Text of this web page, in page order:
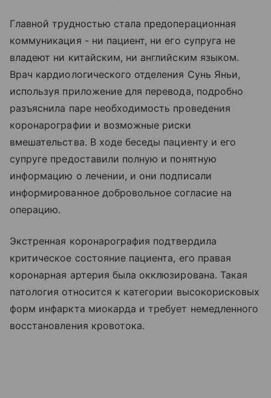
Главной трудностью стала предоперационная
коммуникация - ни пациент, ни его супруга не
владеют ни китайским, ни английским языком.
Врач кардиологического отделения Сунь Яньи,
используя приложение для перевода, подробно
разъяснила паре необходимость проведения
коронарографии и возможные риски
вмешательства. В ходе беседы пациенту и его
супруге предоставили полную и понятную
информацию о лечении, и они подписали
информированное добровольное согласие на
операцию.
Экстренная коронарография подтвердила
критическое состояние пациента, его правая
коронарная артерия была окклюзирована. Такая
патология относится к категории высокорисковых
форм инфаркта миокарда и требует немедленного
восстановления кровотока.